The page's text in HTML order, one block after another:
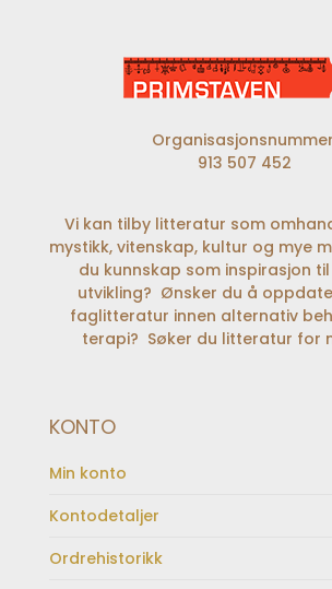
913 507 452
Vi kan tilby litteratur som
mystikk, vitenskap, kultur og mye
du kunnskap som inspirasjon
utvikling? Ønsker du å
faglitteratur innen alternativ
terapi? Søker du litteratur for
KONTO
Min konto
Kontodetaljer
Ordrehistorikk